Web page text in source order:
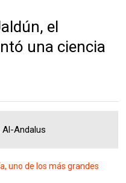
el
una ciencia
Al-Andalus
uno de los más grandes